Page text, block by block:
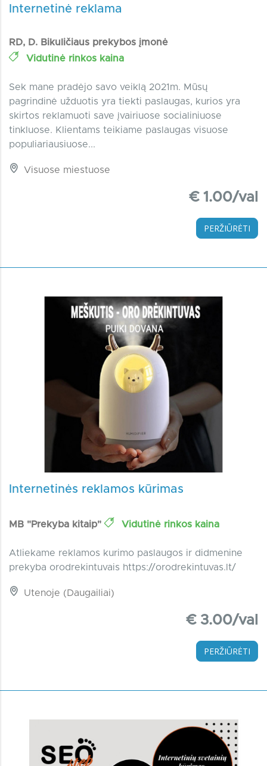
Internetinė reklama
RD, D. Bikuličiaus prekybos įmonė
Vidutinė rinkos kaina
Sek mane pradėjo savo veiklą 2021m. Mūsų
pagrindinė užduotis yra tiekti paslaugas, kurios yra
skirtos reklamuoti save įvairiuose socialiniuose
tinkluose. Klientams teikiame paslaugas visuose
populiariausiuose...
Visuose miestuose
€ 1.00/val
PERŽIŪRĖTI
Internetinės reklamos kūrimas
MB "Prekyba kitaip" Vidutinė rinkos kaina
Atliekame reklamos kurimo paslaugos ir didmenine
prekyba orodrekintuvais https://orodrekintuvas.lt/
Utenoje (Daugailiai)
€ 3.00/val
PERŽIŪRĖTI